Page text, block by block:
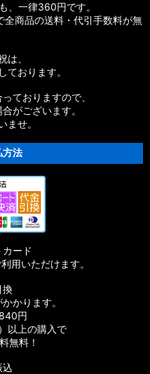
、一律360円です。
商品の送料・代引手数料が無
は、
ております。
ておりますので、
がございます。
ませ。
法
ード
用いただけます。
換
かります。
円
以上の購入で
無料！
込